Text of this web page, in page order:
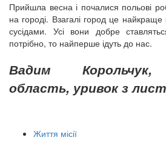
Прийшла весна і почалися польові
на городі. Взагалі город це найкраще
сусідами. Усі вони добре
потрібно, то найперше ідуть до нас.
Вадим Корольчук,
область, уривок з
Життя місії